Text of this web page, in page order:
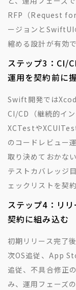
RFP（Request
ージョンとSwiftUI
縮める設計が有効で
ステップ3：CI/
運用を契約前に
Swift開発では
CI/CD（継続的イ
XCTestや
のコードレビュー
取り決めておかな
テストカバレッジ
ェックリストを契
ステップ4：リ
契約に組み込む
初期リリース完了
次OS追従、App
追従、不具合修正
み、運用フェーズ